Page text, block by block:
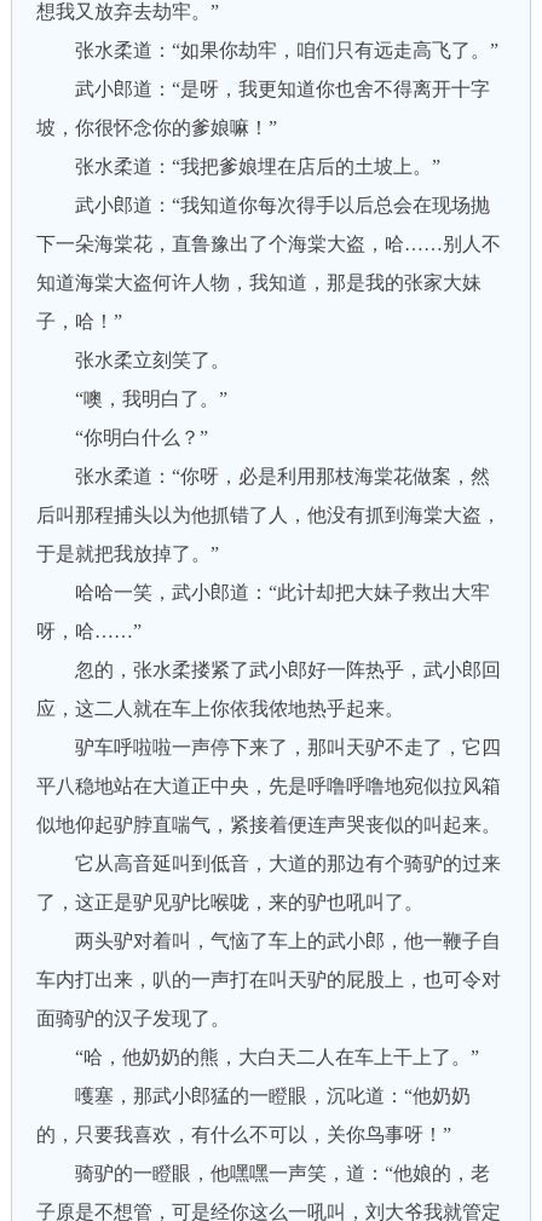
想我又放弃去劫牢。”
张水柔道：“如果你劫牢，咱们只有远走高飞了。”
武小郎道：“是呀，我更知道你也舍不得离开十字
坡，你很怀念你的爹娘嘛！”
张水柔道：“我把爹娘埋在店后的土坡上。”
武小郎道：“我知道你每次得手以后总会在现场抛
下一朵海棠花，直鲁豫出了个海棠大盗，哈……别人不
知道海棠大盗何许人物，我知道，那是我的张家大妹
子，哈！”
张水柔立刻笑了。
“噢，我明白了。”
“你明白什么？”
张水柔道：“你呀，必是利用那枝海棠花做案，然
后叫那程捕头以为他抓错了人，他没有抓到海棠大盗，
于是就把我放掉了。”
哈哈一笑，武小郎道：“此计却把大妹子救出大牢
呀，哈……”
忽的，张水柔搂紧了武小郎好一阵热乎，武小郎回
应，这二人就在车上你依我侬地热乎起来。
驴车呼啦啦一声停下来了，那叫天驴不走了，它四
平八稳地站在大道正中央，先是呼噜呼噜地宛似拉风箱
似地仰起驴脖直喘气，紧接着便连声哭丧似的叫起来。
它从高音延叫到低音，大道的那边有个骑驴的过来
了，这正是驴见驴比喉咙，来的驴也吼叫了。
两头驴对着叫，气恼了车上的武小郎，他一鞭子自
车内打出来，叭的一声打在叫天驴的屁股上，也可令对
面骑驴的汉子发现了。
“哈，他奶奶的熊，大白天二人在车上干上了。”
嚄塞，那武小郎猛的一瞪眼，沉叱道：“他奶奶
的，只要我喜欢，有什么不可以，关你鸟事呀！”
骑驴的一瞪眼，他嘿嘿一声笑，道：“他娘的，老
子原是不想管，可是经你这么一吼叫，刘大爷我就管定